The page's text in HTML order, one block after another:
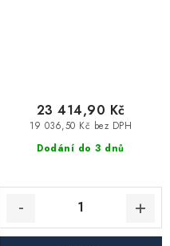
Dodání do 3 dnů
19 036,50 Kč bez DPH
23 414,90 Kč